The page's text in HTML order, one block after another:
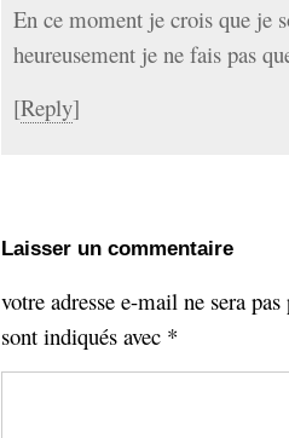
En ce moment je crois que je
heureusement je ne fais pas
[Reply]
Laisser un commentaire
votre adresse e-mail ne sera
sont indiqués avec *